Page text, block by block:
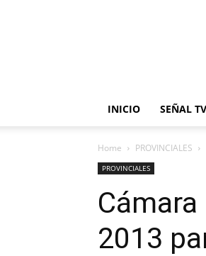
INICIO SEÑAL TV
Home PROVINCIALES
PROVINCIALES
2013